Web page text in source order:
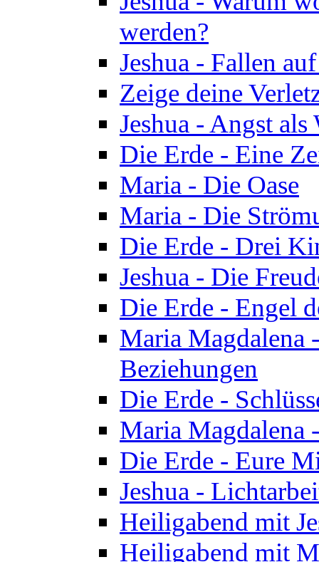
werden?
Jeshua - Fallen
Zeige deine
Jeshua - Angst als
Die Erde - Eine
Maria - Die Oase
Maria - Die
Die Erde - Drei
Jeshua - Die
Die Erde - Engel
Maria Magdalena
Beziehungen
Die Erde -
Maria Magdalena
Die Erde - Eure
Jeshua -
Heiligabend mit
Heiligabend mit